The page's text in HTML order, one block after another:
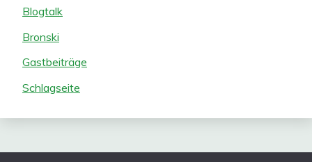
Blogtalk
Bronski
Gastbeiträge
Schlagseite